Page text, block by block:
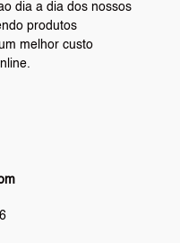
dia a dia dos nossos
produtos
melhor custo